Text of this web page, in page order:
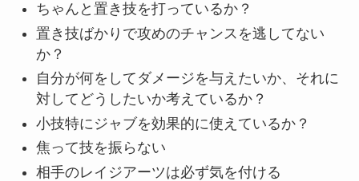
ちゃんと置き技を打っているか？
置き技ばかりで攻めのチャンスを逃してない
か？
自分が何をしてダメージを与えたいか、それに
対してどうしたいか考えているか？
小技特にジャブを効果的に使えているか？
焦って技を振らない
相手のレイジアーツは必ず気を付ける